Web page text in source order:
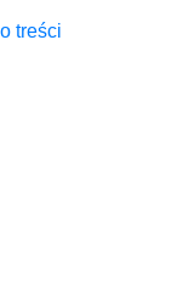
treści